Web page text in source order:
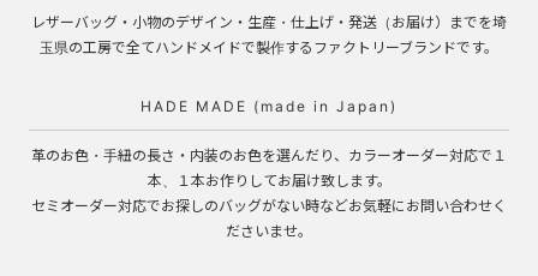
レザーバッグ・小物のデザイン・生産・仕上げ・発送（お届け）までを埼
玉県の工房で全てハンドメイドで製作するファクトリーブランドです。
HADE MADE (made in Japan)
革のお色・手紐の長さ・内装のお色を選んだり、カラーオーダー対応で１
本、１本お作りしてお届け致します。
セミオーダー対応でお探しのバッグがない時などお気軽にお問い合わせく
ださいませ。